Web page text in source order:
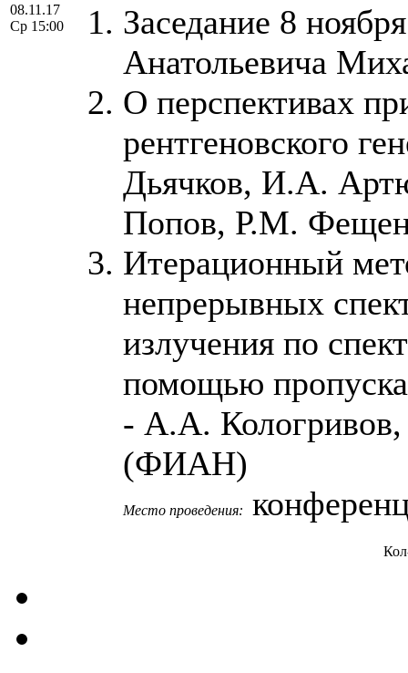
08.11.17
Ср 15:00
Заседание 8
Анатольевича
О перспективах
рентгеновского
Дьячков, И.А.
Попов, Р.М.
Итерационный
непрерывных
излучения по
помощью
- А.А.
(ФИАН)
Место проведения: